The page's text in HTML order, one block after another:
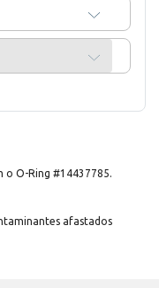
o O-Ring #14437785.
afastados